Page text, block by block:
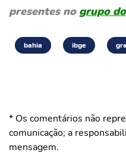
presentes no grupo
bahia ibge
* Os comentários não
comunicação; a
mensagem.